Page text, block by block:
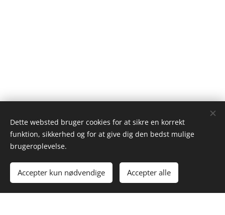
Dette websted bruger cookies for at sikre en korrekt
funktion, sikkerhed og for at give dig den bedst mulige
brugeroplevelse.
Accepter kun nødvendige Accepter alle